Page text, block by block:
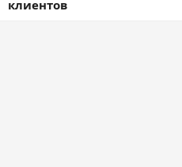
клиентов